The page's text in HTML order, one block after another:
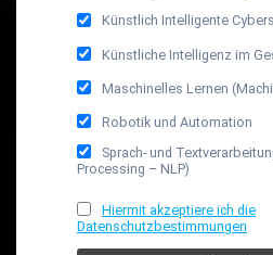
Künstlich Intelligente
Künstliche Intelligenz im
Maschinelles Lernen
Robotik und Automation
Sprach- und
Processing – NLP)
Hiermit akzeptiere ich die
Datenschutzbestimmungen